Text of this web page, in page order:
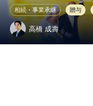
相続・事業承継 贈与
高橋 成壽